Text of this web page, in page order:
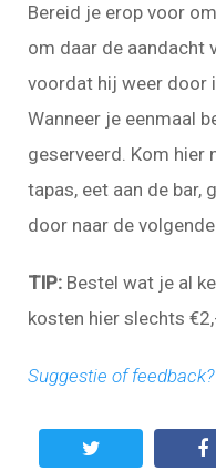
Bereid je erop voor
om daar de aandacht
voordat hij weer door
Wanneer je eenmaal
geserveerd. Kom hier
tapas, eet aan de bar,
door naar de volgende
TIP: Bestel wat je al
kosten hier slechts
Suggestie of feedback?